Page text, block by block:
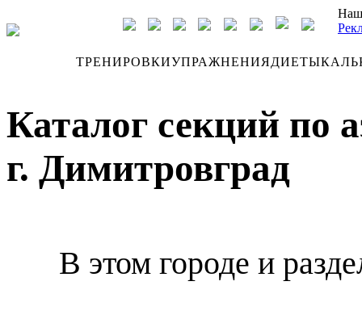
ТРЕНИРОВКИУПРАЖНЕНИЯДИЕТЫ
Каталог секций по
г. Димитровград
В этом городе и